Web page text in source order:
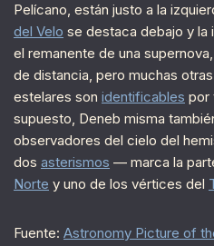
Pelícano, están justo a la
del Velo se destaca debajo y la
el remanente de una
de distancia, pero muchas
estelares son identificables por
supuesto, Deneb misma
observadores del cielo del
dos asterismos — marca la
Norte y uno de los vértices del
Fuente: Astronomy Picture of